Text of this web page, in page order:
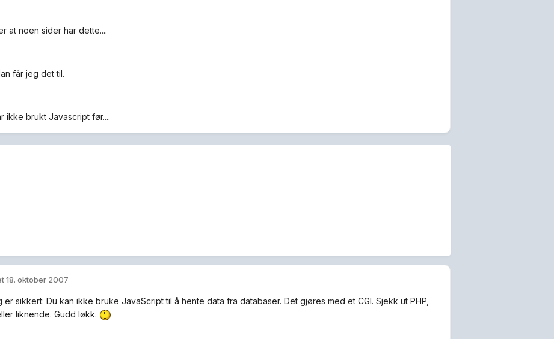
at noen sider har dette....
får jeg det til.
ikke brukt Javascript før....
18. oktober 2007
er sikkert: Du kan ikke bruke JavaScript til å hente data fra databaser. Det gjøres med et CGI. Sjekk ut PHP,
liknende. Gudd løkk.